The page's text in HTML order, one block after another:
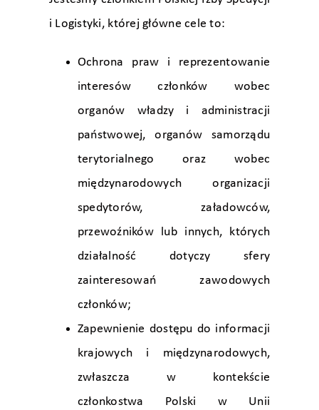
i Logistyki, której główne cele to:
Ochrona praw i reprezentowanie
interesów członków wobec
organów władzy i administracji
państwowej, organów samorządu
terytorialnego oraz wobec
międzynarodowych organizacji
spedytorów, załadowców,
przewoźników lub innych, których
działalność dotyczy sfery
zainteresowań zawodowych
członków;
Zapewnienie dostępu do informacji
krajowych i międzynarodowych,
zwłaszcza w kontekście
członkostwa Polski w Unii